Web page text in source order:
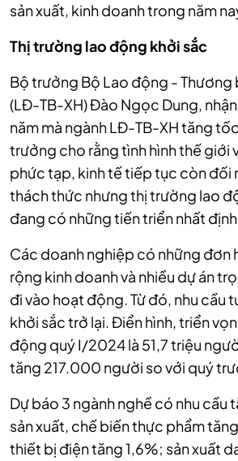
sản xuất, kinh doanh trong năm
Thị trường lao động khởi sắc
Bộ trưởng Bộ Lao động - Thương
(LĐ-TB-XH) Đào Ngọc Dung,
năm mà ngành LĐ-TB-XH tăng
trưởng cho rằng tình hình thế giới
phức tạp, kinh tế tiếp tục còn đối
thách thức nhưng thị trường lao
đang có những tiến triển nhất
Các doanh nghiệp có những đơn
rộng kinh doanh và nhiều dự án
đi vào hoạt động. Từ đó, nhu cầu
khởi sắc trở lại. Điển hình, triển
động quý I/2024 là 51,7 triệu
tăng 217.000 người so với quý
Dự báo 3 ngành nghề có nhu cầu
sản xuất, chế biến thực phẩm
thiết bị điện tăng 1,6%; sản xuất